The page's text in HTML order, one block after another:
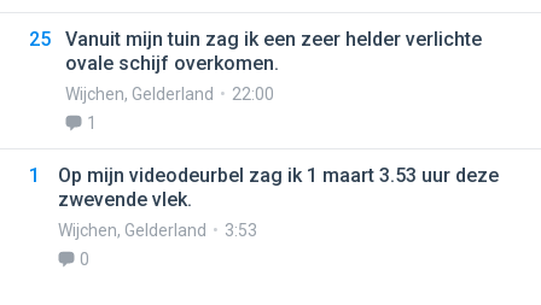
25
Vanuit mijn tuin zag ik een zeer helder verlichte
ovale schijf overkomen.
Wijchen, Gelderland
22:00
1
1
Op mijn videodeurbel zag ik 1 maart 3.53 uur deze
zwevende vlek.
Wijchen, Gelderland
3:53
0